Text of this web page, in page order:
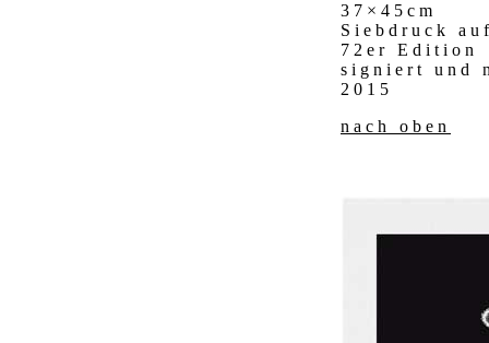
37×45cm
Siebdruck
72er Edition
signiert und
2015
nach oben